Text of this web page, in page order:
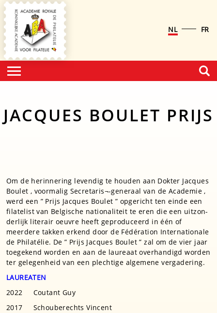
NL FR
JACQUES BOULET PRIJS
Om de herinnering levendig te houden aan Dokter Jacques
Boulet , voormalig Secretaris¬-generaal van de Academie ,
werd een ” Prijs Jacques Boulet ” opgericht ten einde een
filatelist van Belgische nationaliteit te eren die een uitzon-
derlijk literair oeuvre heeft geproduceerd in één of
meerdere takken erkend door de Fédération Internationale
de Philatélie. De ” Prijs Jacques Boulet ” zal om de vier jaar
toegekend worden en aan de laureaat overhandigd worden
ter gelegenheid van een plechtige algemene vergadering.
LAUREATEN
2022 Coutant Guy
2017 Schouberechts Vincent